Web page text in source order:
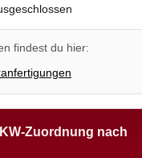
findest du hier:
Zuordnung nach